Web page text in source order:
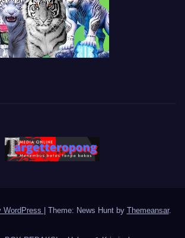
WordPress | Theme: News Hunt by Themeansar.